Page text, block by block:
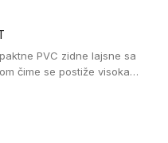
PVC zidne lajsne sa
čime se postiže visoka